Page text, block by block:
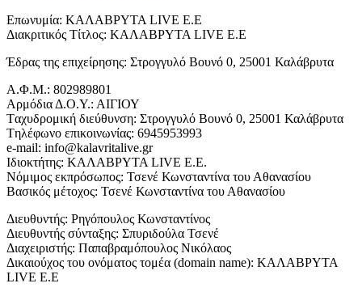
Επωνυμία: ΚΑΛΑΒΡΥΤΑ LIVE Ε.Ε
Διακριτικός Τίτλος: ΚΑΛΑΒΡΥΤΑ LIVE E.E
Έδρας της επιχείρησης: Στρογγυλό Βουνό 0, 25001 Καλάβρυτα
Α.Φ.Μ.: 802989801
Αρμόδια Δ.Ο.Υ.: ΑΙΓΙΟΥ
Tαχυδρομική διεύθυνση: Στρογγυλό Βουνό 0, 25001 Καλάβρυτα
Tηλέφωνο επικοινωνίας: 6945953993
e-mail: info@kalavritalive.gr
Iδιοκτήτης: ΚΑΛΑΒΡΥΤΑ LIVE E.E.
Νόμιμος εκπρόσωπος: Τσενέ Κωνσταντίνα του Αθανασίου
Βασικός μέτοχος: Τσενέ Κωνσταντίνα του Αθανασίου
Διευθυντής: Ρηγόπουλος Κωνσταντίνος
Διευθυντής σύνταξης: Σπυριδούλα Τσενέ
Διαχειριστής: Παπαβραμόπουλος Νικόλαος
Δικαιούχος του ονόματος τομέα (domain name): ΚΑΛΑΒΡΥΤΑ
LIVE E.E